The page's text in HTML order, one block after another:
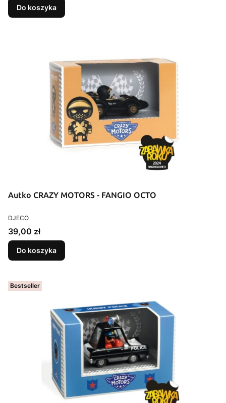
Do koszyka
Autko CRAZY MOTORS - FANGIO OCTO
PRODUCENT
DJECO
Cena
39,00 zł
Do koszyka
Bestseller